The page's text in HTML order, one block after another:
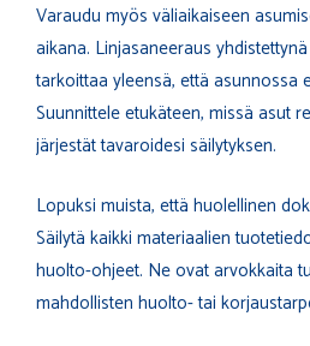
Varaudu myös väliaikaiseen
aikana. Linjasaneeraus
tarkoittaa yleensä, että asunnossa
Suunnittele etukäteen, missä asut
järjestät tavaroidesi säilytyksen.
Lopuksi muista, että huolellinen
Säilytä kaikki materiaalien
huolto-ohjeet. Ne ovat arvokkaita
mahdollisten huolto- tai